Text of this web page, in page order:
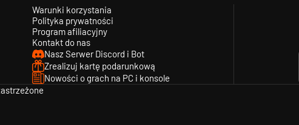
Warunki korzystania
Polityka prywatności
Program afiliacyjny
Kontakt do nas
Nasz Serwer Discord i Bot
Zrealizuj kartę podarunkową
Nowości o grach na PC i konsole